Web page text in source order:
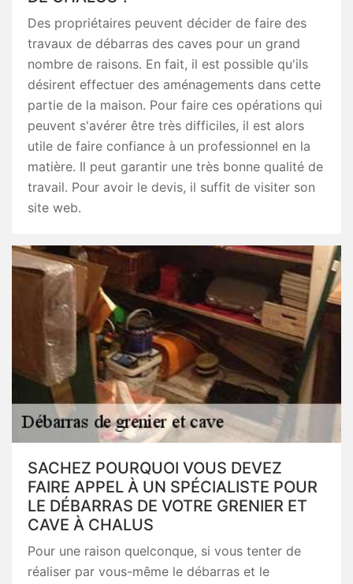
Des propriétaires peuvent décider de faire des
travaux de débarras des caves pour un grand
nombre de raisons. En fait, il est possible qu'ils
désirent effectuer des aménagements dans cette
partie de la maison. Pour faire ces opérations qui
peuvent s'avérer être très difficiles, il est alors
utile de faire confiance à un professionnel en la
matière. Il peut garantir une très bonne qualité de
travail. Pour avoir le devis, il suffit de visiter son
site web.
SACHEZ POURQUOI VOUS DEVEZ
FAIRE APPEL À UN SPÉCIALISTE POUR
LE DÉBARRAS DE VOTRE GRENIER ET
CAVE À CHALUS
Pour une raison quelconque, si vous tenter de
réaliser par vous-même le débarras et le